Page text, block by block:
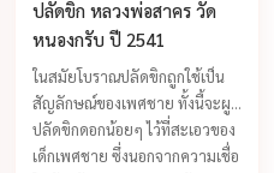
ปลัดขิก หลวงพ่อสาคร วัด
หนองกรับ ปี 2541
ในสมัยโบราณปลัดขิกถูกใช้เป็น
สัญลักษณ์ของเพศชาย ทั้งนี้จะผูก
ปลัดขิกดอกน้อยๆ ไว้ที่สะเอวของ
เด็กเพศชาย ซึ่งนอกจากความเชื่อ